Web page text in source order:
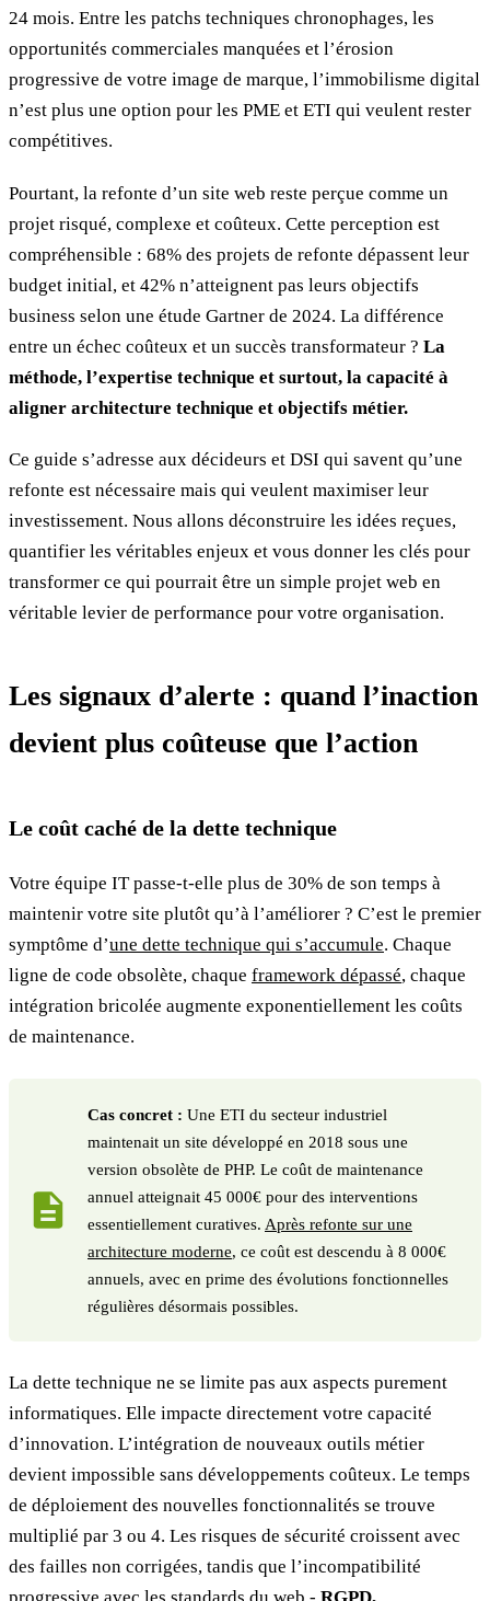
24 mois. Entre les patchs techniques chronophages, les
opportunités commerciales manquées et l’érosion
progressive de votre image de marque, l’immobilisme digital
n’est plus une option pour les PME et ETI qui veulent rester
compétitives.
Pourtant, la refonte d’un site web reste perçue comme un
projet risqué, complexe et coûteux. Cette perception est
compréhensible : 68% des projets de refonte dépassent leur
budget initial, et 42% n’atteignent pas leurs objectifs
business selon une étude Gartner de 2024. La différence
entre un échec coûteux et un succès transformateur ? La
méthode, l’expertise technique et surtout, la capacité à
aligner architecture technique et objectifs métier.
Ce guide s’adresse aux décideurs et DSI qui savent qu’une
refonte est nécessaire mais qui veulent maximiser leur
investissement. Nous allons déconstruire les idées reçues,
quantifier les véritables enjeux et vous donner les clés pour
transformer ce qui pourrait être un simple projet web en
véritable levier de performance pour votre organisation.
Les signaux d’alerte : quand l’inaction
devient plus coûteuse que l’action
Le coût caché de la dette technique
Votre équipe IT passe-t-elle plus de 30% de son temps à
maintenir votre site plutôt qu’à l’améliorer ? C’est le premier
symptôme d’une dette technique qui s’accumule. Chaque
ligne de code obsolète, chaque framework dépassé, chaque
intégration bricolée augmente exponentiellement les coûts
de maintenance.
Cas concret : Une ETI du secteur industriel
maintenait un site développé en 2018 sous une
version obsolète de PHP. Le coût de maintenance
annuel atteignait 45 000€ pour des interventions
essentiellement curatives. Après refonte sur une
architecture moderne, ce coût est descendu à 8 000€
annuels, avec en prime des évolutions fonctionnelles
régulières désormais possibles.
La dette technique ne se limite pas aux aspects purement
informatiques. Elle impacte directement votre capacité
d’innovation. L’intégration de nouveaux outils métier
devient impossible sans développements coûteux. Le temps
de déploiement des nouvelles fonctionnalités se trouve
multiplié par 3 ou 4. Les risques de sécurité croissent avec
des failles non corrigées, tandis que l’incompatibilité